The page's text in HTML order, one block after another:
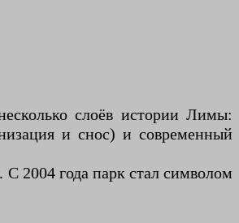
слоёв истории Лимы:
и снос) и современный
2004 года парк стал символом